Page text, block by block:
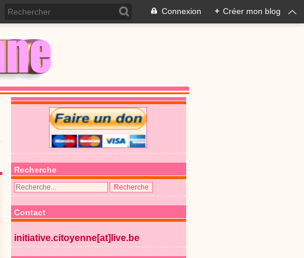
Connexion + Créer mon blog
Recherche
Contact
initiative.citoyenne[at]live.be